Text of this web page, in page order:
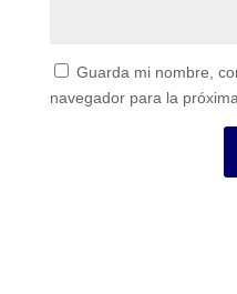
Guarda mi nombre,
navegador para la